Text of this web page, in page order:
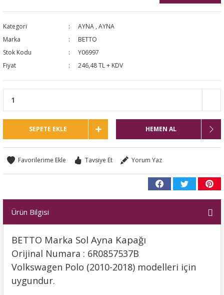
Kategori AYNA , AYNA
Marka
BETTO
Stok Kodu
Y06997
Fiyat
246,48 TL + KDV
SEPETE EKLE HEMEN AL
Tavsiye Et Yorum Yaz
Ürün Bilgisi
BETTO Marka Sol Ayna Kapağı
Orijinal Numara : 6R0857537B
Volkswagen Polo (2010-2018) modelleri için
uygundur.